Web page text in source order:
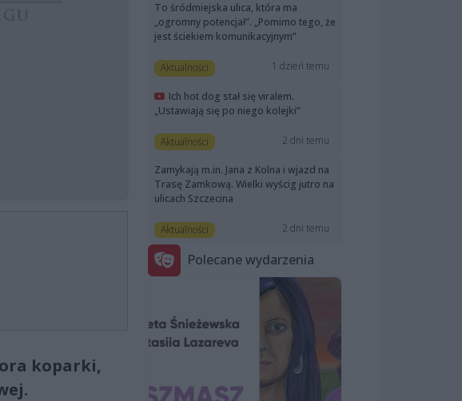
koparki,
To śródmiejska ulica, która ma
„ogromny potencjał”. „Pomimo tego, że
jest ściekiem komunikacyjnym”
Aktualności 1 dzień temu
Ich hot dog stał się viralem.
„Ustawiają się po niego kolejki”
Aktualności 2 dni temu
Zamykają m.in. Jana z Kolna i wjazd na
Trasę Zamkową. Wielki wyścig jutro na
ulicach Szczecina
Aktualności 2 dni temu
Polecane wydarzenia